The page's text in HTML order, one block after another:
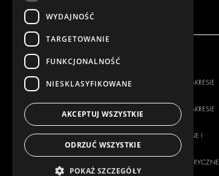
ROZWIĄZANIA W ZAKRESIE
ROZWIĄZANIA W ZAKRESIE
DOSTAW
WYKŁADZINY ŚCIENNE I
PODŁOGOWE
ROZWIĄZANIA ELEKTRYCZNE
WYDAJNOŚĆ
TARGETOWANIE
FUNKCJONALNOŚĆ
NIESKLASYFIKOWANE
AKCEPTUJ WSZYSTKIE
ODRZUĆ WSZYSTKIE
POKAŻ SZCZEGÓŁY